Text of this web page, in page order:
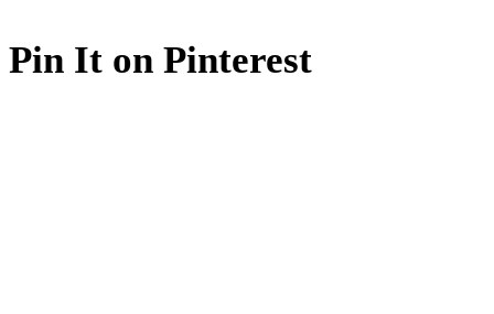
Pin It on Pinterest